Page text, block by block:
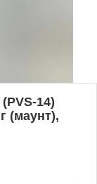
14)
(маунт),